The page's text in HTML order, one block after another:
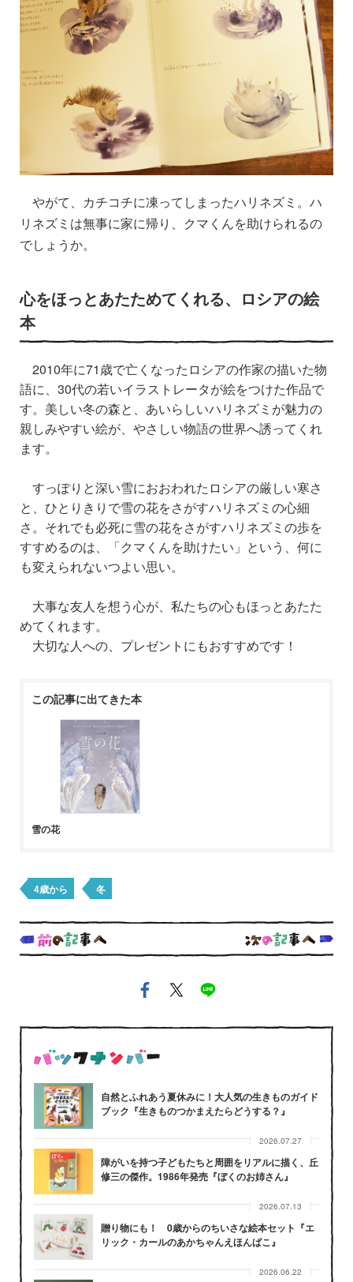
やがて、カチコチに凍ってしまったハリネズミ。ハ
リネズミは無事に家に帰り、クマくんを助けられるの
でしょうか。
心をほっとあたためてくれる、ロシアの絵
本
2010年に71歳で亡くなったロシアの作家の描いた物
語に、30代の若いイラストレータが絵をつけた作品で
す。美しい冬の森と、あいらしいハリネズミが魅力の
親しみやすい絵が、やさしい物語の世界へ誘ってくれ
ます。
すっぽりと深い雪におおわれたロシアの厳しい寒さ
と、ひとりきりで雪の花をさがすハリネズミの心細
さ。それでも必死に雪の花をさがすハリネズミの歩を
すすめるのは、「クマくんを助けたい」という、何に
も変えられないつよい思い。
大事な友人を想う心が、私たちの心もほっとあたた
めてくれます。
大切な人への、プレゼントにもおすすめです！
この記事に出てきた本
雪の花
4歳から 冬
自然とふれあう夏休みに！大人気の生きものガイド
ブック『生きものつかまえたらどうする？』
2026.07.27
障がいを持つ子どもたちと周囲をリアルに描く、丘
修三の傑作。1986年発売『ぼくのお姉さん』
2026.07.13
贈り物にも！ 0歳からのちいさな絵本セット『エ
リック・カールのあかちゃんえほんばこ』
2026.06.22